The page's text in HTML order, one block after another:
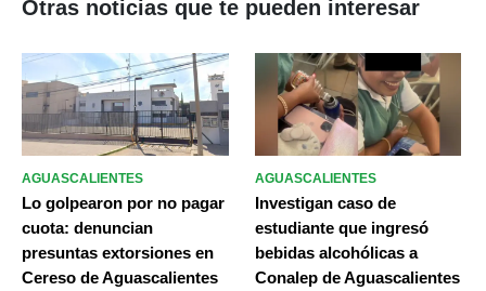
Otras noticias que te pueden interesar
AGUASCALIENTES
Lo golpearon por no pagar
cuota: denuncian
presuntas extorsiones en
Cereso de Aguascalientes
AGUASCALIENTES
Investigan caso de
estudiante que ingresó
bebidas alcohólicas a
Conalep de Aguascalientes